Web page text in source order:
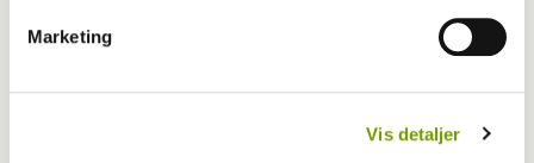
Marketing
Vis detaljer
WebTV: Nyt på hunden.dk